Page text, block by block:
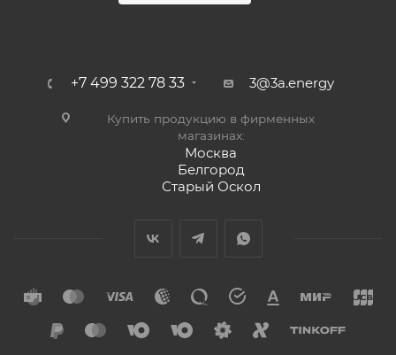
+7 499 322 78 33 3@3a.energy
Купить продукцию в фирменных
магазинах:
Москва
Белгород
Старый Оскол